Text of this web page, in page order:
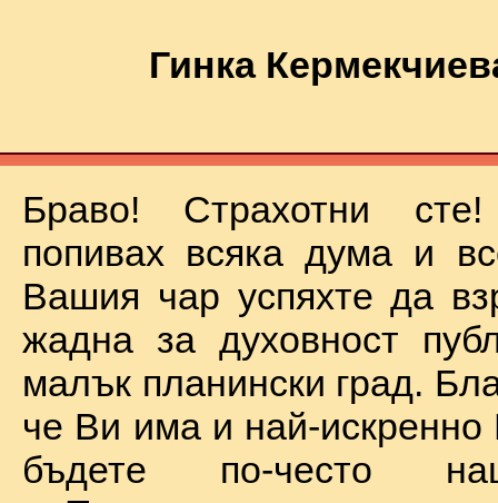
Гинка
Браво! Страхотни
попивах всяка дума и
Вашия чар успяхте да
жадна за духовност
малък планински град.
че Ви има и най-
бъдете по-често